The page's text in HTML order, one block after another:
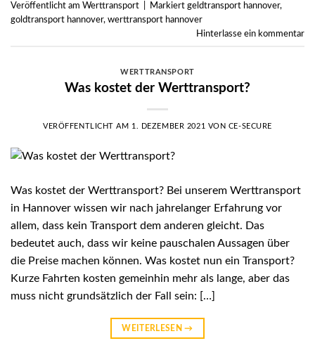
Veröffentlicht am Werttransport Markiert geldtransport hannover,
goldtransport hannover, werttransport hannover
Hinterlasse ein kommentar
WERTTRANSPORT
Was kostet der Werttransport?
VERÖFFENTLICHT AM 1. DEZEMBER 2021 VON CE-SECURE
Was kostet der Werttransport? Bei unserem Werttransport
in Hannover wissen wir nach jahrelanger Erfahrung vor
allem, dass kein Transport dem anderen gleicht. Das
bedeutet auch, dass wir keine pauschalen Aussagen über
die Preise machen können. Was kostet nun ein Transport?
Kurze Fahrten kosten gemeinhin mehr als lange, aber das
muss nicht grundsätzlich der Fall sein: […]
WEITERLESEN→